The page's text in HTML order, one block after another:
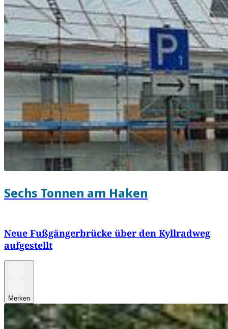
Sechs Tonnen am Haken
Neue Fußgängerbrücke über den Kyllradweg
aufgestellt
Merken